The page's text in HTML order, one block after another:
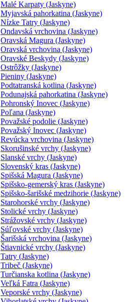
Malé Karpaty (Jaskyne)
Myjavská pahorkatina (Jaskyne)
Nízke Tatry (Jaskyne)
Ondavská vrchovina (Jaskyne)
Oravská Magura (Jaskyne)
Oravská vrchovina (Jaskyne)
Oravské Beskydy (Jaskyne)
Ostrôžky (Jaskyne)
Pieniny (Jaskyne)
Podtatranská kotlina (Jaskyne)
Podunajská pahorkatina (Jaskyne)
Pohronský Inovec (Jaskyne)
Poľana (Jaskyne)
Považské podolie (Jaskyne)
Považský Inovec (Jaskyne)
Revúcka vrchovina (Jaskyne)
Skorušinské vrchy (Jaskyne)
Slanské vrchy (Jaskyne)
Slovenský kras (Jaskyne)
Spišská Magura (Jaskyne)
Spišsko-gemerský kras (Jaskyne)
Spišsko-šarišské medzihorie (Jaskyne)
Starohorské vrchy (Jaskyne)
Stolické vrchy (Jaskyne)
Strážovské vrchy (Jaskyne)
Súľovské vrchy (Jaskyne)
Šarišská vrchovina (Jaskyne)
Štiavnické vrchy (Jaskyne)
Tatry (Jaskyne)
Tribeč (Jaskyne)
Turčianska kotlina (Jaskyne)
Veľká Fatra (Jaskyne)
Veporské vrchy (Jaskyne)